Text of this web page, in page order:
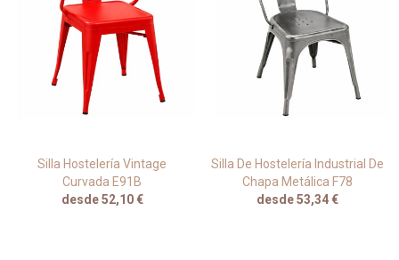
Silla Hostelería Vintage
Curvada E91B
desde 52,10 €
Silla De Hostelería Industrial De
Chapa Metálica F78
desde 53,34 €